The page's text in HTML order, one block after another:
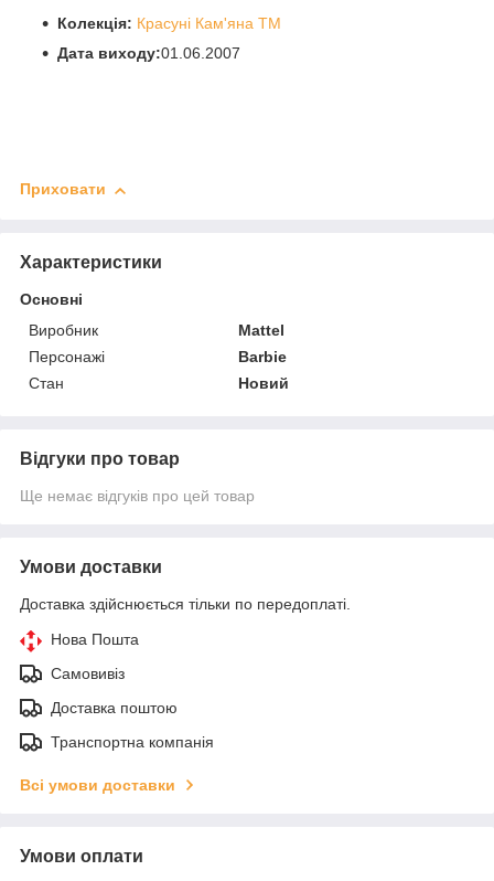
Колекція: Красуні Кам'яна TM
Дата виходу:01.06.2007
Приховати
Характеристики
Основні
Виробник
Mattel
Персонажі
Barbie
Стан
Новий
Відгуки про товар
Ще немає відгуків про цей товар
Умови доставки
Доставка здійснюється тільки по передоплаті.
Нова Пошта
Самовивіз
Доставка поштою
Транспортна компанія
Всі умови доставки
Умови оплати